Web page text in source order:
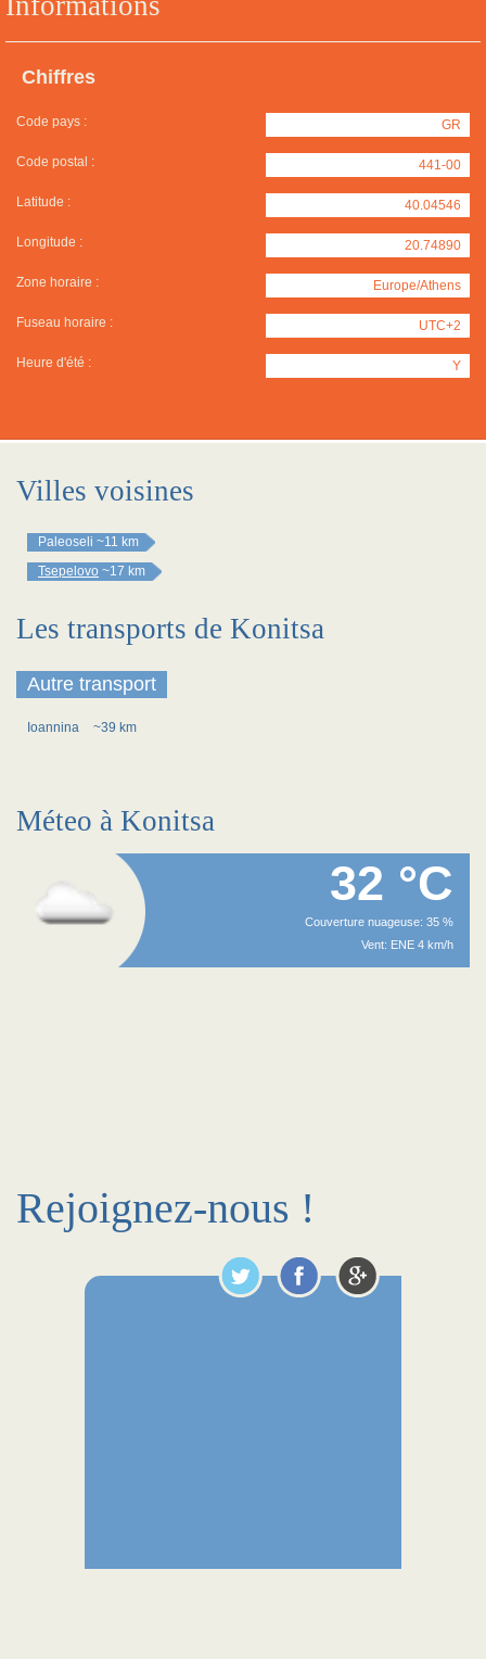
Chiffres
Code pays : GR
Code postal : 441-00
Latitude : 40.04546
Longitude : 20.74890
Zone horaire : Europe/Athens
Fuseau horaire : UTC+2
Heure d'été : Y
Villes voisines
Paleoseli ~11 km
Tsepelovo ~17 km
Les transports de Konitsa
Autre transport
Ioannina ~39 km
Méteo à Konitsa
32 °C
Couverture nuageuse: 35 %
Vent: ENE 4 km/h
Rejoignez-nous !